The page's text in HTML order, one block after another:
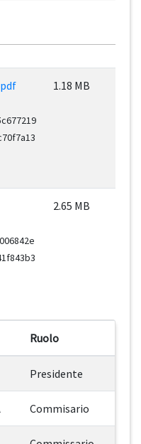
1.18 MB
2.65 MB
Ruolo
Presidente
Commisario